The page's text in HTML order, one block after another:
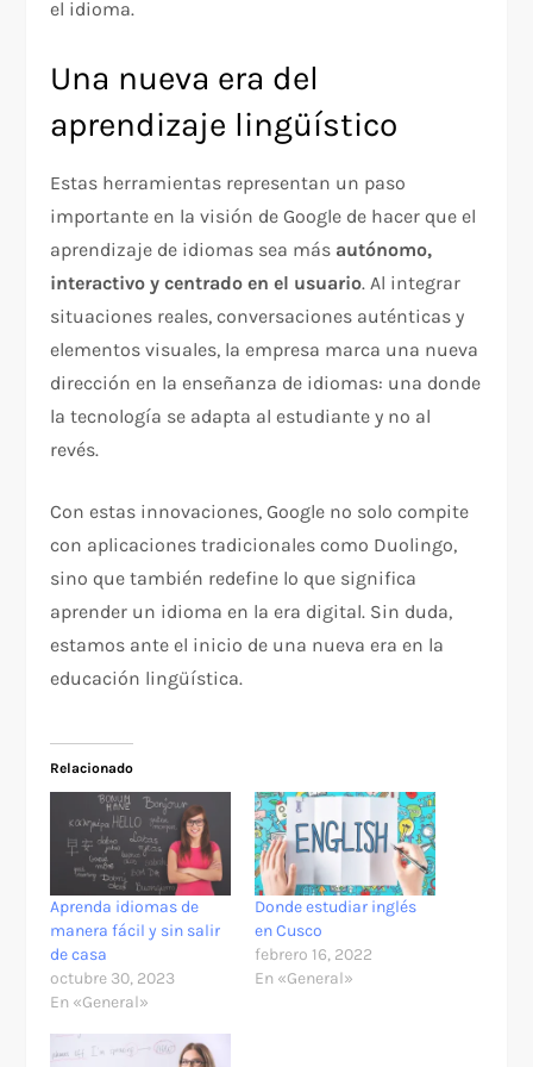
el idioma.
Una nueva era del
aprendizaje lingüístico
Estas herramientas representan un paso
importante en la visión de Google de hacer que el
aprendizaje de idiomas sea más autónomo,
interactivo y centrado en el usuario. Al integrar
situaciones reales, conversaciones auténticas y
elementos visuales, la empresa marca una nueva
dirección en la enseñanza de idiomas: una donde
la tecnología se adapta al estudiante y no al
revés.
Con estas innovaciones, Google no solo compite
con aplicaciones tradicionales como Duolingo,
sino que también redefine lo que significa
aprender un idioma en la era digital. Sin duda,
estamos ante el inicio de una nueva era en la
educación lingüística.
Relacionado
Aprenda idiomas de
manera fácil y sin salir
de casa
octubre 30, 2023
En «General»
Donde estudiar inglés
en Cusco
febrero 16, 2022
En «General»